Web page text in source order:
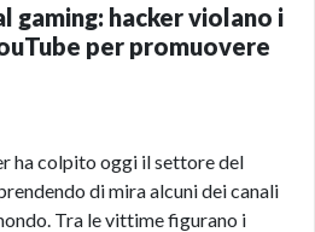
gaming: hacker violano i
per promuovere
ha colpito oggi il settore del
di mira alcuni dei canali
Tra le vittime figurano i